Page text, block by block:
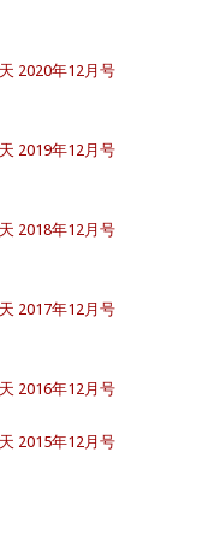
2020年12月号
2019年12月号
2018年12月号
2017年12月号
2016年12月号
2015年12月号